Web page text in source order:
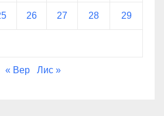
26 27 28 29
« Вер Лис »